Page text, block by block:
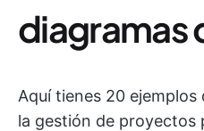
diagramas
Aquí tienes 20
la gestión de proyectos